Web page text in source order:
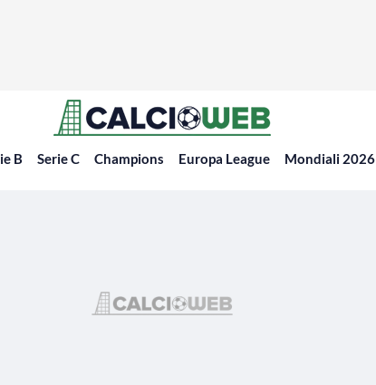
B Serie C Champions Europa League Mondiali 2026